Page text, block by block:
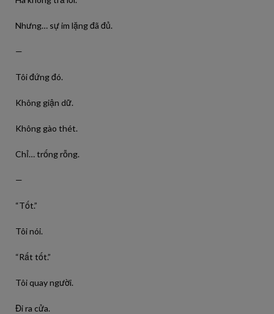
Nhưng… sự im lặng đã đủ.
—
Tôi đứng đó.
Không giận dữ.
Không gào thét.
Chỉ… trống rỗng.
—
“Tốt.”
Tôi nói.
“Rất tốt.”
Tôi quay người.
Đi ra cửa.